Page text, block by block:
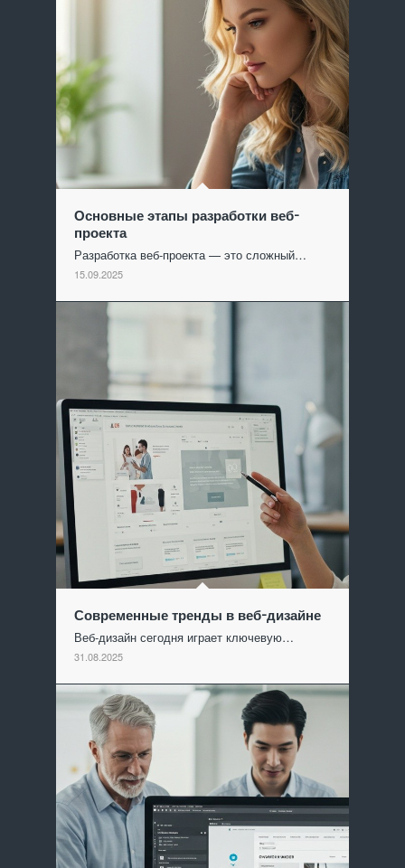
Основные этапы разработки веб-
проекта
Разработка веб-проекта — это сложный…
15.09.2025
Современные тренды в веб-дизайне
Веб-дизайн сегодня играет ключевую…
31.08.2025